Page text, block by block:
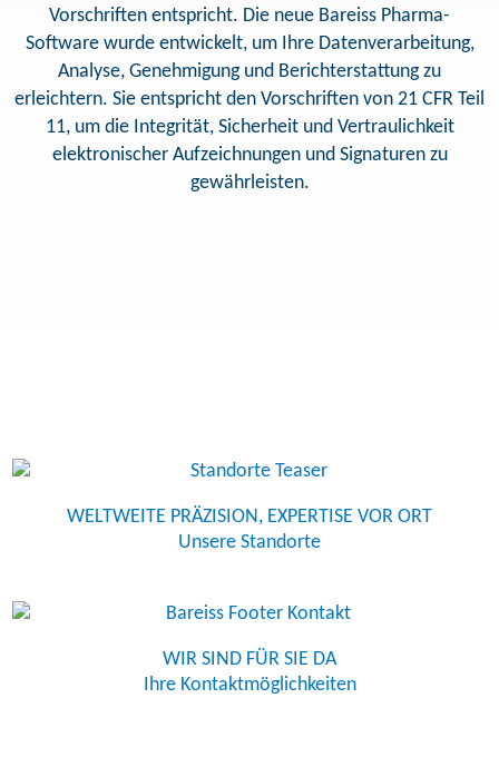
Vorschriften entspricht. Die neue Bareiss Pharma-
Software wurde entwickelt, um Ihre Datenverarbeitung,
Analyse, Genehmigung und Berichterstattung zu
erleichtern. Sie entspricht den Vorschriften von 21 CFR Teil
11, um die Integrität, Sicherheit und Vertraulichkeit
elektronischer Aufzeichnungen und Signaturen zu
gewährleisten.
WELTWEITE PRÄZISION, EXPERTISE VOR ORT
Unsere Standorte
WIR SIND FÜR SIE DA
Ihre Kontaktmöglichkeiten